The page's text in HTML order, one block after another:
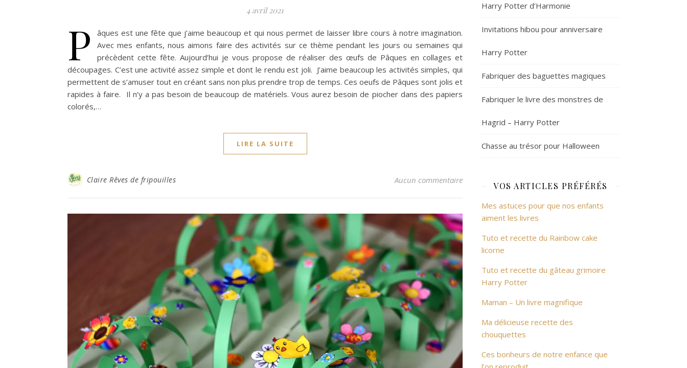
4 avril 2021
P
âques est une fête que j’aime beaucoup et qui nous permet de laisser libre cours à notre imagination.
Avec mes enfants, nous aimons faire des activités sur ce thème pendant les jours ou semaines qui
précèdent cette fête. Aujourd’hui je vous propose de réaliser des œufs de Pâques en collages et
découpages. C’est une activité assez simple et dont le rendu est joli. J’aime beaucoup les activités simples, qui
permettent de s’amuser tout en créant sans non plus prendre trop de temps. Ces oeufs de Pâques sont jolis et
rapides à faire. Il n’y a pas besoin de beaucoup de matériels. Vous aurez besoin de piocher dans des papiers
colorés,…
LIRE LA SUITE
Claire Rêves de fripouilles Aucun commentaire
Harry Potter d’Harmonie
Invitations hibou pour anniversaire
Harry Potter
Fabriquer des baguettes magiques
Fabriquer le livre des monstres de
Hagrid – Harry Potter
Chasse au trésor pour Halloween
VOS ARTICLES PRÉFÉRÉS
Mes astuces pour que nos enfants
aiment les livres
Tuto et recette du Rainbow cake
licorne
Tuto et recette du gâteau grimoire
Harry Potter
Maman – Un livre magnifique
Ma délicieuse recette des
chouquettes
Ces bonheurs de notre enfance que